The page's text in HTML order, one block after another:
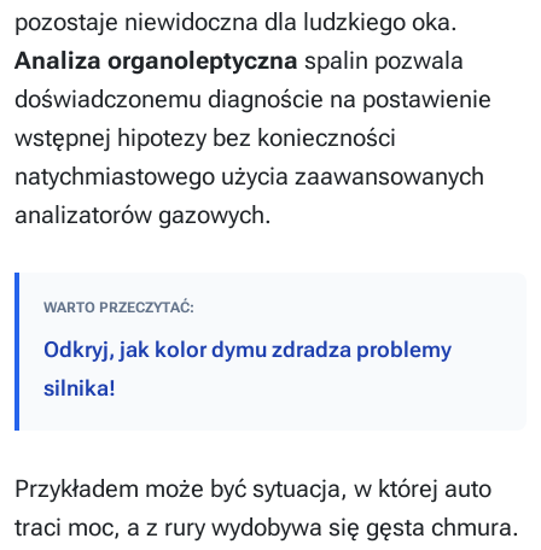
pozostaje niewidoczna dla ludzkiego oka.
Analiza organoleptyczna spalin pozwala
doświadczonemu diagnoście na postawienie
wstępnej hipotezy bez konieczności
natychmiastowego użycia zaawansowanych
analizatorów gazowych.
WARTO PRZECZYTAĆ:
Odkryj, jak kolor dymu zdradza problemy
silnika!
Przykładem może być sytuacja, w której auto
traci moc, a z rury wydobywa się gęsta chmura.